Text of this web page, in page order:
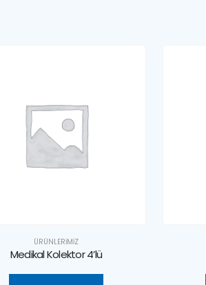
ÜRÜNLERIMIZ
Medikal Kolektor 5’li